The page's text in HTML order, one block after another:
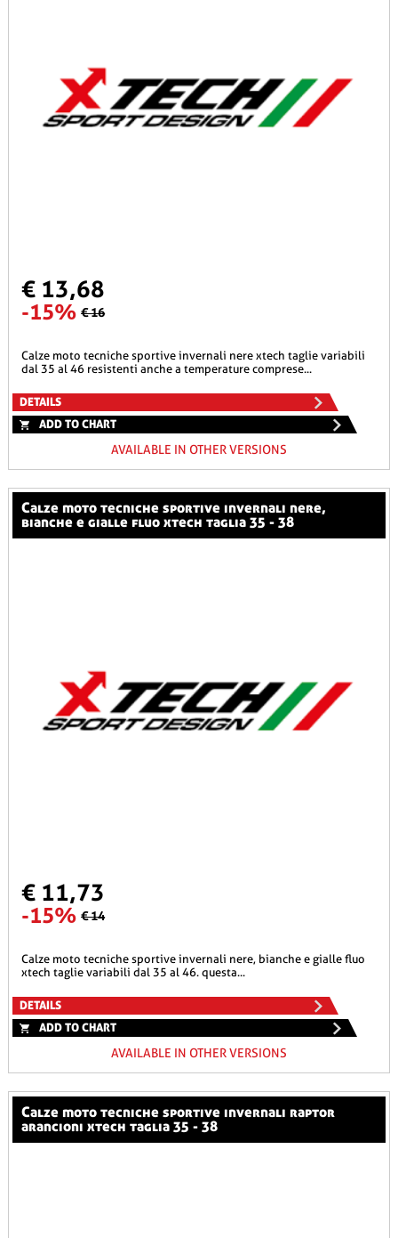
€ 13,68
-15% € 16
calze moto tecniche sportive invernali nere xtech taglie variabili
dal 35 al 46 resistenti anche a temperature comprese...
DETAILS
ADD TO CHART
AVAILABLE IN OTHER VERSIONS
calze moto tecniche sportive invernali nere,
bianche e gialle fluo xtech taglia 35 - 38
€ 11,73
-15% € 14
calze moto tecniche sportive invernali nere, bianche e gialle fluo
xtech taglie variabili dal 35 al 46. questa...
DETAILS
ADD TO CHART
AVAILABLE IN OTHER VERSIONS
calze moto tecniche sportive invernali raptor
arancioni xtech taglia 35 - 38